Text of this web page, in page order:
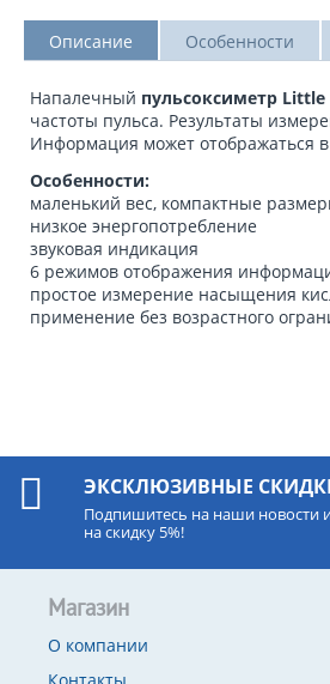
Описание Особенности
Напалечный пульсоксиметр Little
частоты пульса. Результаты
Информация может отображаться
Особенности:
маленький вес, компактные
низкое энергопотребление
звуковая индикация
6 режимов отображения
простое измерение насыщения
применение без возрастного
ЭКСКЛЮЗИВНЫЕ
Подпишитесь на наши новости
на скидку 5%!
Магазин
О компании